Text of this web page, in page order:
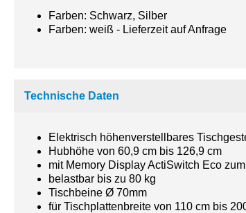
Farben: Schwarz, Silber
Farben: weiß - Lieferzeit auf Anfrage
Technische Daten
Elektrisch höhenverstellbares
Hubhöhe von 60,9 cm bis 126,9 cm
mit Memory Display ActiSwitch Eco
belastbar bis zu 80 kg
Tischbeine Ø 70mm
für Tischplattenbreite von 110 cm bis